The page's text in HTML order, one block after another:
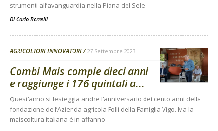
strumenti all’avanguardia nella Piana del Sele
Di Carlo Borrelli
AGRICOLTORI INNOVATORI 27 Settembre 2023
Combi Mais compie dieci anni
e raggiunge i 176 quintali a...
Quest’anno si festeggia anche l’anniversario dei cento anni della
fondazione dell’Azienda agricola Folli della Famiglia Vigo. Ma la
maiscoltura italiana è in affanno